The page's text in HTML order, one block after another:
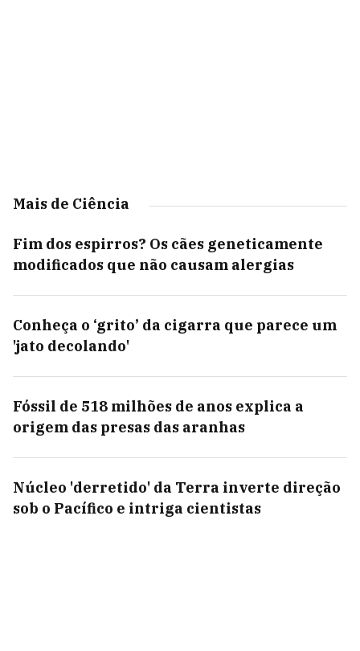
Mais de Ciência
Fim dos espirros? Os cães geneticamente
modificados que não causam alergias
Conheça o ‘grito’ da cigarra que parece um
'jato decolando'
Fóssil de 518 milhões de anos explica a
origem das presas das aranhas
Núcleo 'derretido' da Terra inverte direção
sob o Pacífico e intriga cientistas